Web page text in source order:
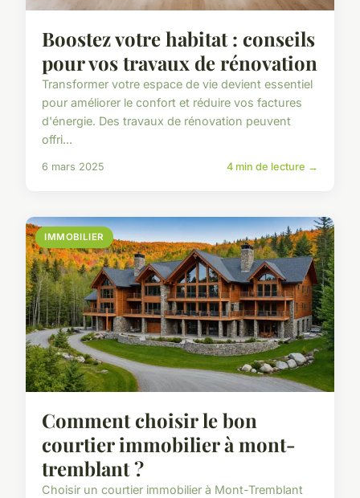
Boostez votre habitat : conseils
pour vos travaux de rénovation
Transformer votre espace de vie devient essentiel
pour améliorer le confort et réduire vos factures
d'énergie. Des travaux de rénovation peuvent
offri...
6 mars 2025 4 min de lecture →
IMMOBILIER
Comment choisir le bon
courtier immobilier à mont-
tremblant ?
Choisir un courtier immobilier à Mont-Tremblant